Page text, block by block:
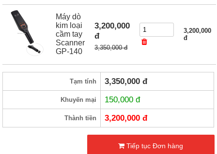
Máy dò
kim loại
cầm tay
Scanner
GP-140
3,200,000
đ
3,350,000 đ
3,200,000
đ
Tạm tính 3,350,000 đ
Khuyến mại 150,000 đ
Thành tiền 3,200,000 đ
Tiếp tục Đơn hàng